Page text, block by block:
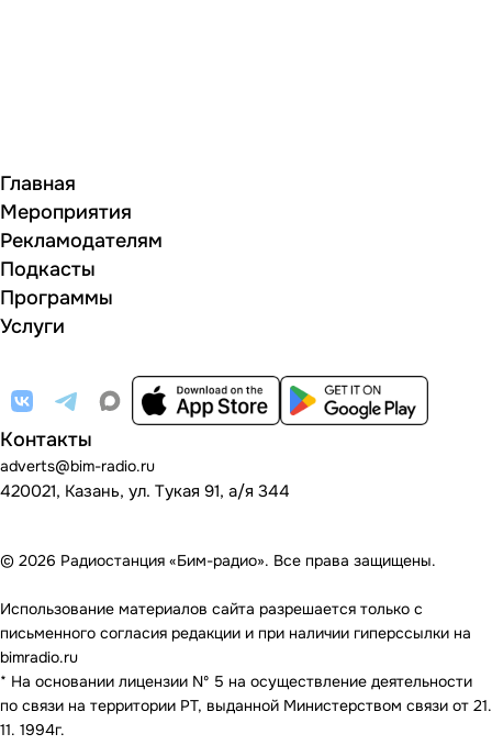
Главная
Мероприятия
Рекламодателям
Подкасты
Программы
Услуги
Контакты
adverts@bim-radio.ru
420021, Казань, ул. Тукая 91, а/я 344
© 2026 Радиостанция «Бим-радио». Все права защищены.
Использование материалов сайта разрешается только с
письменного согласия редакции и при наличии гиперссылки на
bimradio.ru
* На основании лицензии Nº 5 на осуществление деятельности
по связи на территории РТ, выданной Министерством связи от 21.
11. 1994г.